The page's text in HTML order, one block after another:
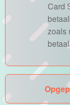
Card
zoals